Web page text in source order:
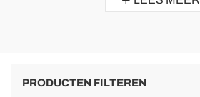
PRODUCTEN FILTEREN